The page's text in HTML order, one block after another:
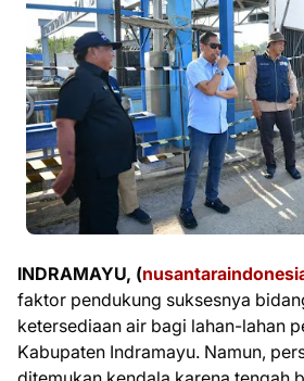
INDRAMAYU, (
faktor pendukung suksesnya
ketersediaan air bagi lahan-lahan
Kabupaten Indramayu. Namun,